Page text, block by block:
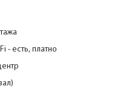
- есть, платно